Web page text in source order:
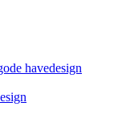
havedesign